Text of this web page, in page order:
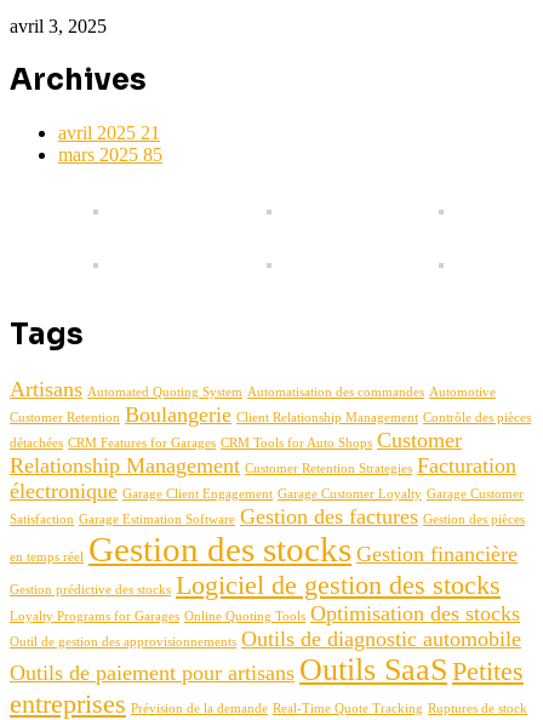
avril 3, 2025
Archives
avril 2025 21
mars 2025 85
Tags
Artisans Automated Quoting System Automatisation des commandes Automotive
Customer Retention Boulangerie Client Relationship Management Contrôle des pièces
détachées CRM Features for Garages CRM Tools for Auto Shops Customer
Relationship Management Customer Retention Strategies Facturation
électronique Garage Client Engagement Garage Customer Loyalty Garage Customer
Satisfaction Garage Estimation Software Gestion des factures Gestion des pièces
en temps réel Gestion des stocks Gestion financière
Gestion prédictive des stocks Logiciel de gestion des stocks
Loyalty Programs for Garages Online Quoting Tools Optimisation des stocks
Outil de gestion des approvisionnements Outils de diagnostic automobile
Outils de paiement pour artisans Outils SaaS Petites
entreprises Prévision de la demande Real-Time Quote Tracking Ruptures de stock